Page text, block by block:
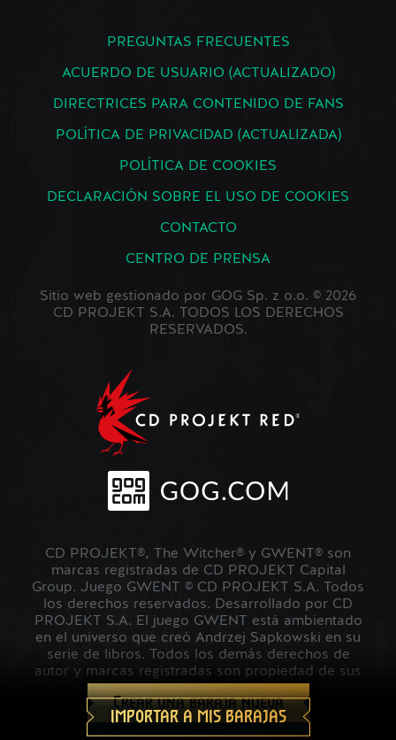
Crear una baraja nueva
IMPORTAR A MIS BARAJAS
PREGUNTAS FRECUENTES
ACUERDO DE USUARIO (ACTUALIZADO)
DIRECTRICES PARA CONTENIDO DE FANS
POLÍTICA DE PRIVACIDAD (ACTUALIZADA)
POLÍTICA DE COOKIES
DECLARACIÓN SOBRE EL USO DE COOKIES
CONTACTO
CENTRO DE PRENSA
Sitio web gestionado por GOG Sp. z o.o. © 2026
CD PROJEKT S.A. TODOS LOS DERECHOS
RESERVADOS.
CD PROJEKT®, The Witcher® y GWENT® son
marcas registradas de CD PROJEKT Capital
Group. Juego GWENT © CD PROJEKT S.A. Todos
los derechos reservados. Desarrollado por CD
PROJEKT S.A. El juego GWENT está ambientado
en el universo que creó Andrzej Sapkowski en su
serie de libros. Todos los demás derechos de
autor y marcas registradas son propiedad de sus
respectivos propietarios.